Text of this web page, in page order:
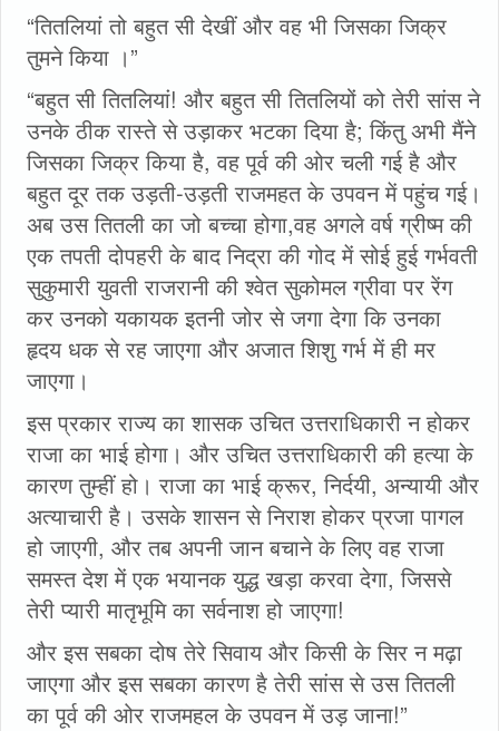
“तितलियां तो बहुत सी देखीं और वह भी जिसका जिक्र
तुमने किया ।”
“बहुत सी तितलियां! और बहुत सी तितलियों को तेरी सांस ने
उनके ठीक रास्ते से उड़ाकर भटका दिया है; किंतु अभी मैंने
जिसका जिक्र किया है, वह पूर्व की ओर चली गई है और
बहुत दूर तक उड़ती-उड़ती राजमहत के उपवन में पहुंच गई।
अब उस तितली का जो बच्चा होगा,वह अगले वर्ष ग्रीष्म की
एक तपती दोपहरी के बाद निद्रा की गोद में सोई हुई गर्भवती
सुकुमारी युवती राजरानी की श्वेत सुकोमल ग्रीवा पर रेंग
कर उनको यकायक इतनी जोर से जगा देगा कि उनका
हृदय धक से रह जाएगा और अजात शिशु गर्भ में ही मर
जाएगा।
इस प्रकार राज्य का शासक उचित उत्तराधिकारी न होकर
राजा का भाई होगा। और उचित उत्तराधिकारी की हत्या के
कारण तुम्हीं हो। राजा का भाई क्रूर, निर्दयी, अन्यायी और
अत्याचारी है। उसके शासन से निराश होकर प्रजा पागल
हो जाएगी, और तब अपनी जान बचाने के लिए वह राजा
समस्त देश में एक भयानक युद्ध खड़ा करवा देगा, जिससे
तेरी प्यारी मातृभूमि का सर्वनाश हो जाएगा!
और इस सबका दोष तेरे सिवाय और किसी के सिर न मढ़ा
जाएगा और इस सबका कारण है तेरी सांस से उस तितली
का पूर्व की ओर राजमहल के उपवन में उड़ जाना!”